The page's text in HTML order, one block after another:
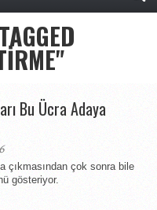
Bu Ücra Adaya
çıkmasından çok sonra bile
gösteriyor.